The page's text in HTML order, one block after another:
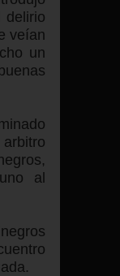
delirio
veían
un
al